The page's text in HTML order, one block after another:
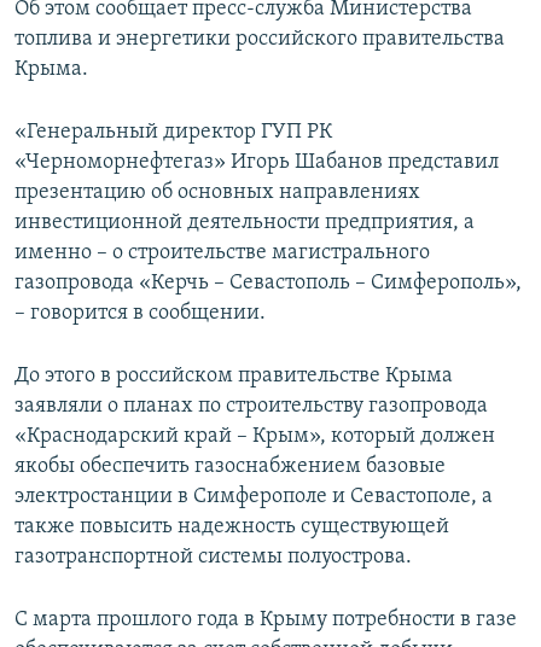
Об этом сообщает пресс-служба Министерства
топлива и энергетики российского правительства
Крыма.
«Генеральный директор ГУП РК
«Черноморнефтегаз» Игорь Шабанов представил
презентацию об основных направлениях
инвестиционной деятельности предприятия, а
именно – о строительстве магистрального
газопровода «Керчь – Севастополь – Симферополь»,
– говорится в сообщении.
До этого в российском правительстве Крыма
заявляли о планах по строительству газопровода
«Краснодарский край – Крым», который должен
якобы обеспечить газоснабжением базовые
электростанции в Симферополе и Севастополе, а
также повысить надежность существующей
газотранспортной системы полуострова.
С марта прошлого года в Крыму потребности в газе